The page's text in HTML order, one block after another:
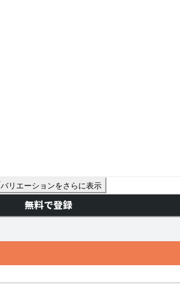
バリエーションをさらに表示
無料で登録